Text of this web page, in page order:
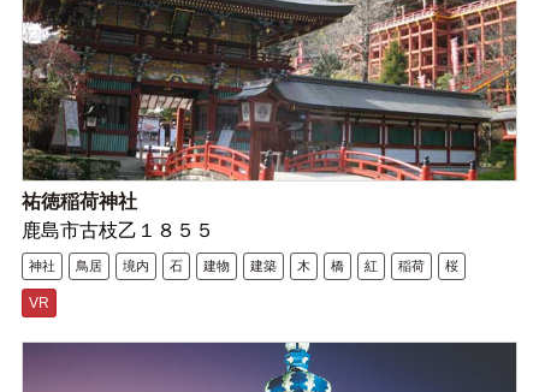
祐徳稲荷神社
鹿島市古枝乙１８５５
神社 鳥居 境内 石 建物 建築 木 橋 紅 稲荷 桜
VR